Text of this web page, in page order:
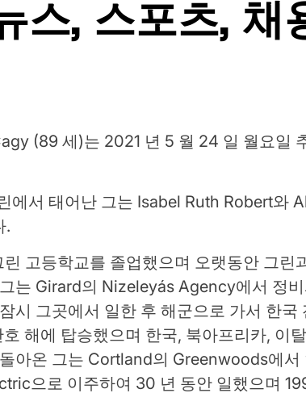
스, 스포츠, 채
(89 세)는 2021 년 5 월 24 일 월요일
에서 태어난 그는 Isabel Ruth Robert와
.
고등학교를 졸업했으며 오랫동안 그린
는 Girard의 Nizeleyás Agency에서 정
시 그곳에서 일한 후 해군으로 가서 한국
해에 탑승했으며 한국, 북아프리카, 이
아온 그는 Cortland의 Greenwoods에서
으로 이주하여 30 년 동안 일했으며